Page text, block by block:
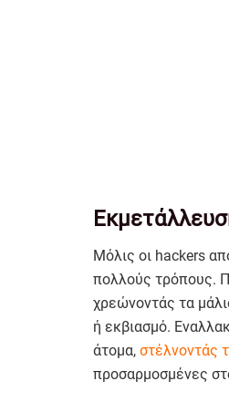
Μόλις οι hackers
πολλούς τρόπους.
χρεώνοντάς τα
ή εκβιασμό.
άτομα, στέλνοντάς
προσαρμοσμένες